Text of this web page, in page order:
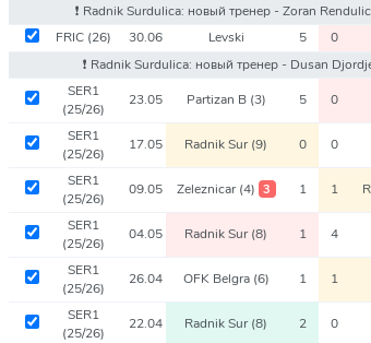
❗️ Radnik Surdulica: новый тренер - Zoran Rendulic
FRIC (26) 30.06 Levski 5 0
❗️ Radnik Surdulica: новый тренер - Dusan
SER1
(25/26)
23.05 Partizan B (3) 5 0
SER1
(25/26)
17.05 Radnik Sur(9) 0 0
SER1
(25/26)
09.05 Zeleznicar(4) 3 1 1
SER1
(25/26)
04.05 Radnik Sur(8) 1 4
SER1
(25/26)
26.04 OFK Belgra (6) 1 1
SER1
(25/26)
22.04 Radnik Sur(8) 2 0